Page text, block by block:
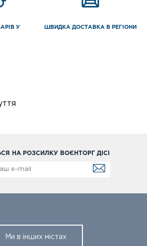
У
ШВИДКА ДОСТАВКА В РЕГІОНИ
НА РОЗСИЛКУ ВОЄНТОРГ ДІСІ
Ми в інших містах